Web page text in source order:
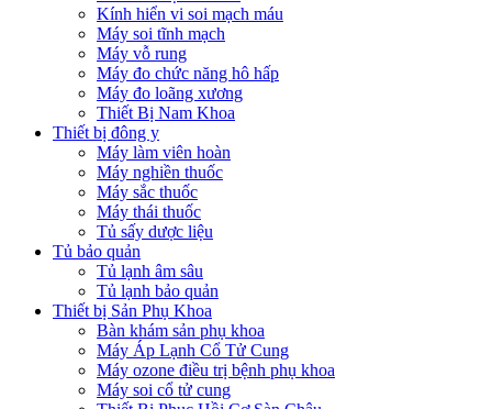
Kính hiển vi soi mạch máu
Máy soi tĩnh mạch
Máy vỗ rung
Máy đo chức năng hô hấp
Máy đo loãng xương
Thiết Bị Nam Khoa
Thiết bị đông y
Máy làm viên hoàn
Máy nghiền thuốc
Máy sắc thuốc
Máy thái thuốc
Tủ sấy dược liệu
Tủ bảo quản
Tủ lạnh âm sâu
Tủ lạnh bảo quản
Thiết bị Sản Phụ Khoa
Bàn khám sản phụ khoa
Máy Áp Lạnh Cổ Tử Cung
Máy ozone điều trị bệnh phụ khoa
Máy soi cổ tử cung